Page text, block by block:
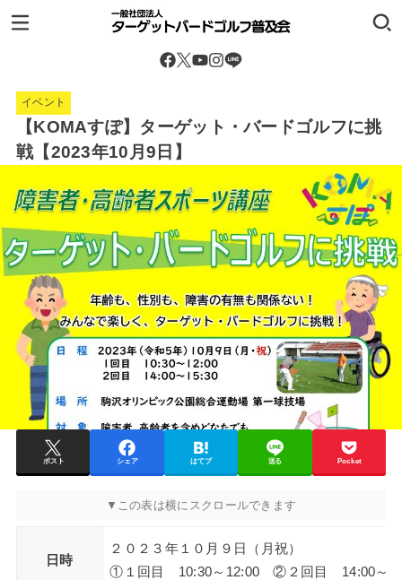
イベント
【KOMAすぽ】ターゲット・バードゴルフに挑
戦【2023年10月9日】
ポスト シェア はてブ 送る Pocket
日時
２０２３年１０月９日（月祝）
①１回目 10:30～12:00 ②２回目 14:00～